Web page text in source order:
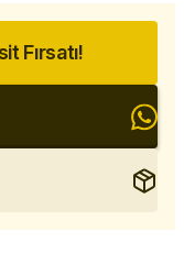
Fırsatı!